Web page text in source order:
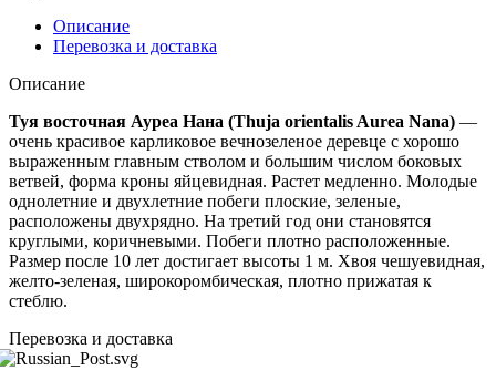
Описание
Перевозка и доставка
Описание
Туя восточная Ауреа Нана (Thuja orientalis Aurea Nana) —
очень красивое карликовое вечнозеленое деревце с хорошо
выраженным главным стволом и большим числом боковых
ветвей, форма кроны яйцевидная. Растет медленно. Молодые
однолетние и двухлетние побеги плоские, зеленые,
расположены двухрядно. На третий год они становятся
круглыми, коричневыми. Побеги плотно расположенные.
Размер после 10 лет достигает высоты 1 м. Хвоя чешуевидная,
желто-зеленая, широкоромбическая, плотно прижатая к
стеблю.
Перевозка и доставка